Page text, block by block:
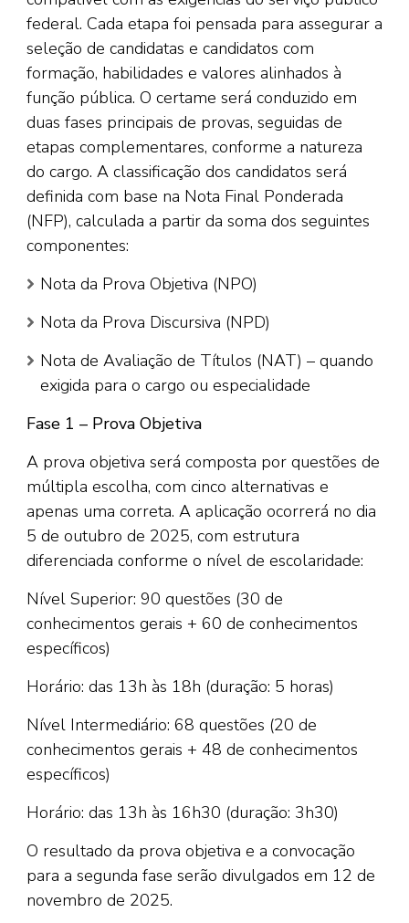
federal. Cada etapa foi pensada para assegurar a
seleção de candidatas e candidatos com
formação, habilidades e valores alinhados à
função pública. O certame será conduzido em
duas fases principais de provas, seguidas de
etapas complementares, conforme a natureza
do cargo. A classificação dos candidatos será
definida com base na Nota Final Ponderada
(NFP), calculada a partir da soma dos seguintes
componentes:
Nota da Prova Objetiva (NPO)
Nota da Prova Discursiva (NPD)
Nota de Avaliação de Títulos (NAT) – quando
exigida para o cargo ou especialidade
Fase 1 – Prova Objetiva
A prova objetiva será composta por questões de
múltipla escolha, com cinco alternativas e
apenas uma correta. A aplicação ocorrerá no dia
5 de outubro de 2025, com estrutura
diferenciada conforme o nível de escolaridade:
Nível Superior: 90 questões (30 de
conhecimentos gerais + 60 de conhecimentos
específicos)
Horário: das 13h às 18h (duração: 5 horas)
Nível Intermediário: 68 questões (20 de
conhecimentos gerais + 48 de conhecimentos
específicos)
Horário: das 13h às 16h30 (duração: 3h30)
O resultado da prova objetiva e a convocação
para a segunda fase serão divulgados em 12 de
novembro de 2025.